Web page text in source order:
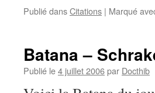
Publié dansCitations | Marqué
Batana –
Publié le4 juillet 2006par Docthib